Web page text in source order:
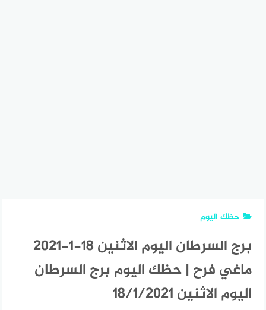
حظك اليوم
برج السرطان اليوم الاثنين 18-1-2021
ماغي فرح | حظك اليوم برج السرطان
اليوم الاثنين 18/1/2021